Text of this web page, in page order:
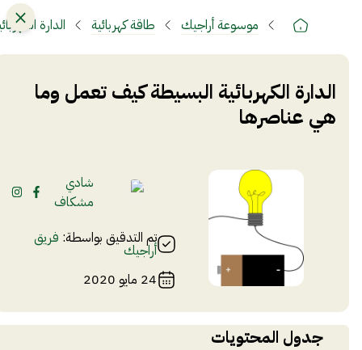
موسوعة أراجيك طاقة كهربائية الدارة
الدارة الكهربائية البسيطة كيف تعمل وما
هي عناصرها
شادي
مشكاف
تم التدقيق بواسطة: فريق
أراجيك
24 مايو 2020
جدول المحتويات